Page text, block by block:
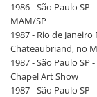
1986 - São Paulo SP
MAM/SP
1987 - Rio de
Chateaubriand, no
1987 - São Paulo
Chapel Art Show
1987 - São Paulo